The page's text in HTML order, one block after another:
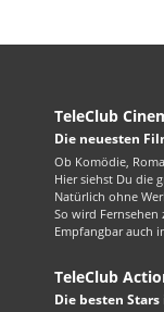
TeleClub
Die neuesten
Ob Komödie,
Hier siehst Du die
Natürlich ohne
So wird
Empfangbar auch
TeleClub
Die besten